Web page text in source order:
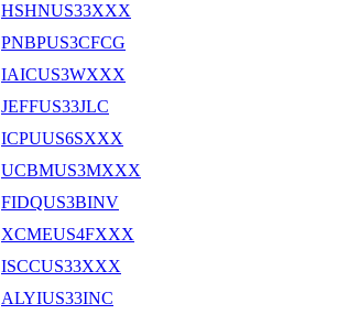
HSHNUS33XXX
PNBPUS3CFCG
IAICUS3WXXX
JEFFUS33JLC
ICPUUS6SXXX
UCBMUS3MXXX
FIDQUS3BINV
XCMEUS4FXXX
ISCCUS33XXX
ALYIUS33INC